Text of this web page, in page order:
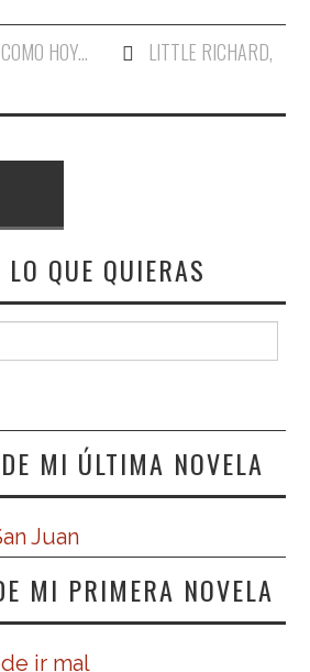
HOY... LITTLE RICHARD,
QUE QUIERAS
MI ÚLTIMA NOVELA
MI PRIMERA NOVELA